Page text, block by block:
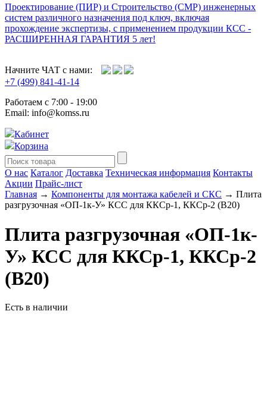
Проектирование (ПИР) и Cтроительство (СМР) инженерных
систем различного назначения под ключ, включая
прохождение экспертизы, с применением продукции КСС -
РАСШИРЕННАЯ ГАРАНТИЯ 5 лет!
Начните ЧАТ с нами:
+7 (499) 841-41-14
Работаем с 7:00 - 19:00
Email: info@komss.ru
Кабинет
Корзина
О нас Каталог Доставка Техническая информация Контакты
Акции Прайс-лист
Главная → Компоненты для монтажа кабелей и СКС → Плита
разгрузочная «ОП-1к-У» КСС для ККСр-1, ККСр-2 (В20)
Плита разгрузочная «ОП-1к-
У» КСС для ККСр-1, ККСр-2
(В20)
Есть в наличии